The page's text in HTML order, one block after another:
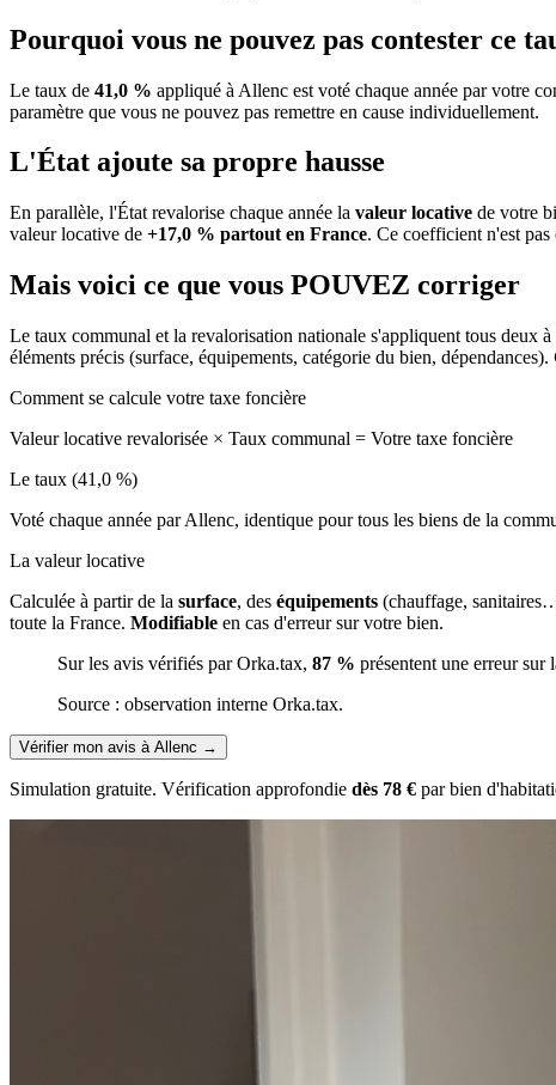
Pourquoi vous ne pouvez pas contester ce
Le taux de 41,0 % appliqué à Allenc est voté chaque année par votre
paramètre que vous ne pouvez pas remettre en cause individuellement.
L'État ajoute sa propre hausse
En parallèle, l'État revalorise chaque année la valeur locative de votre
valeur locative de +17,0 % partout en France. Ce coefficient n'est
Mais voici ce que vous POUVEZ corriger
Le taux communal et la revalorisation nationale s'appliquent tous deux à
éléments précis (surface, équipements, catégorie du bien, dépendances).
Comment se calcule votre taxe foncière
Valeur locative revalorisée × Taux communal = Votre taxe foncière
Le taux (41,0 %)
Voté chaque année par Allenc, identique pour tous les biens de la
La valeur locative
Calculée à partir de la surface, des équipements (chauffage,
toute la France. Modifiable en cas d'erreur sur votre bien.
Sur les avis vérifiés par Orka.tax, 87 % présentent une erreur
Source : observation interne Orka.tax.
Vérifier mon avis à Allenc →
Simulation gratuite. Vérification approfondie dès 78 € par bien